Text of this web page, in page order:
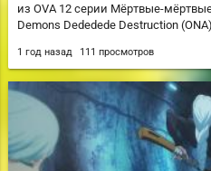
из OVA 12 серии Мёртвые-
Demons Dededede Destruction (ONA)
1 год назад 111 просмотров